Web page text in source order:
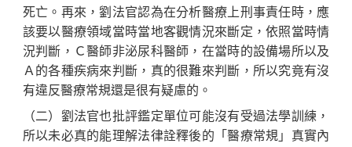
死亡。再來，劉法官認為在分析醫療上刑事責任時，應
該要以醫療領域當時當地客觀情況來斷定，依照當時情
況判斷，Ｃ醫師非泌尿科醫師，在當時的設備場所以及
Ａ的各種疾病來判斷，真的很難來判斷，所以究竟有沒
有違反醫療常規還是很有疑慮的。
（二）劉法官也批評鑑定單位可能沒有受過法學訓練，
所以未必真的能理解法律詮釋後的「醫療常規」真實內